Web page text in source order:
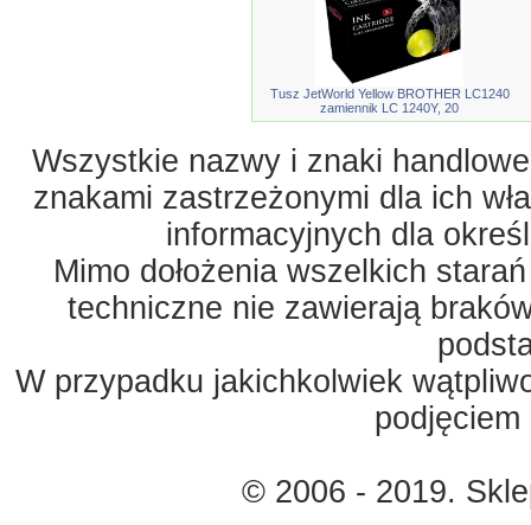
Tusz JetWorld Yellow BROTHER LC1240
zamiennik LC 1240Y, 20
Wszystkie nazwy i znaki
znakami zastrzeżonymi dla ich
informacyjnych dla
Mimo dołożenia wszelkich
techniczne nie zawierają
W przypadku jakichkolwiek
© 2006 - 2019.